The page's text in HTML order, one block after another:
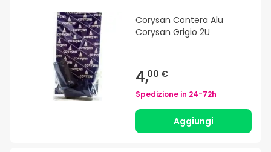
Corysan Contera Alu
Corysan Grigio 2U
4,00 €
Spedizione in 24-72h
Aggiungi